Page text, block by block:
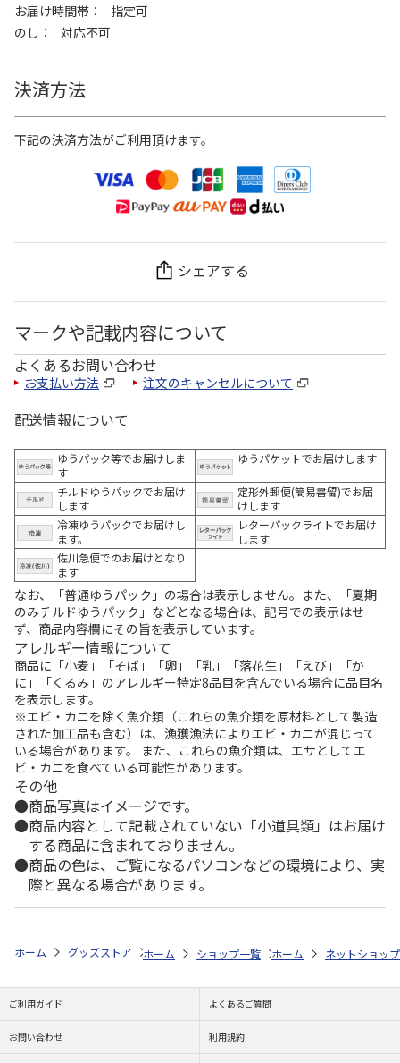
お届け時間帯
指定可
のし
対応不可
決済方法
下記の決済方法がご利用頂けます。
シェアする
マークや記載内容について
よくあるお問い合わせ
お支払い方法 注文のキャンセルについて
配送情報について
ゆうパック等でお届けしま
す
ゆうパケットでお届けします
チルドゆうパックでお届け
します
定形外郵便(簡易書留)でお届
けします
冷凍ゆうパックでお届けし
ます。
レターパックライトでお届け
します
佐川急便でのお届けとなり
ます
なお、「普通ゆうパック」の場合は表示しません。また、「夏期
のみチルドゆうパック」などとなる場合は、記号での表示はせ
ず、商品内容欄にその旨を表示しています。
アレルギー情報について
商品に「小麦」「そば」「卵」「乳」「落花生」「えび」「か
に」「くるみ」のアレルギー特定8品目を含んでいる場合に品目名
を表示します。
※エビ・カニを除く魚介類（これらの魚介類を原材料として製造
された加工品も含む）は、漁獲漁法によりエビ・カニが混じって
いる場合があります。 また、これらの魚介類は、エサとしてエ
ビ・カニを食べている可能性があります。
その他
商品写真はイメージです。
商品内容として記載されていない「小道具類」はお届け
する商品に含まれておりません。
商品の色は、ご覧になるパソコンなどの環境により、実
際と異なる場合があります。
ホーム グッズストア スポーツ・スポーツ選手 NPB（日本野球機構）
ホーム ショップ一覧 レッツ 26SNOOPY
ホーム ネットショップ
ご利用ガイド よくあるご質問
お問い合わせ 利用規約